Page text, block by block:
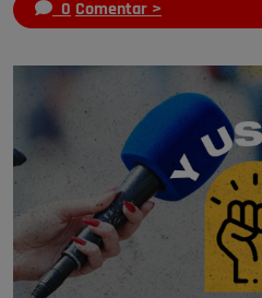
0 Comentar >